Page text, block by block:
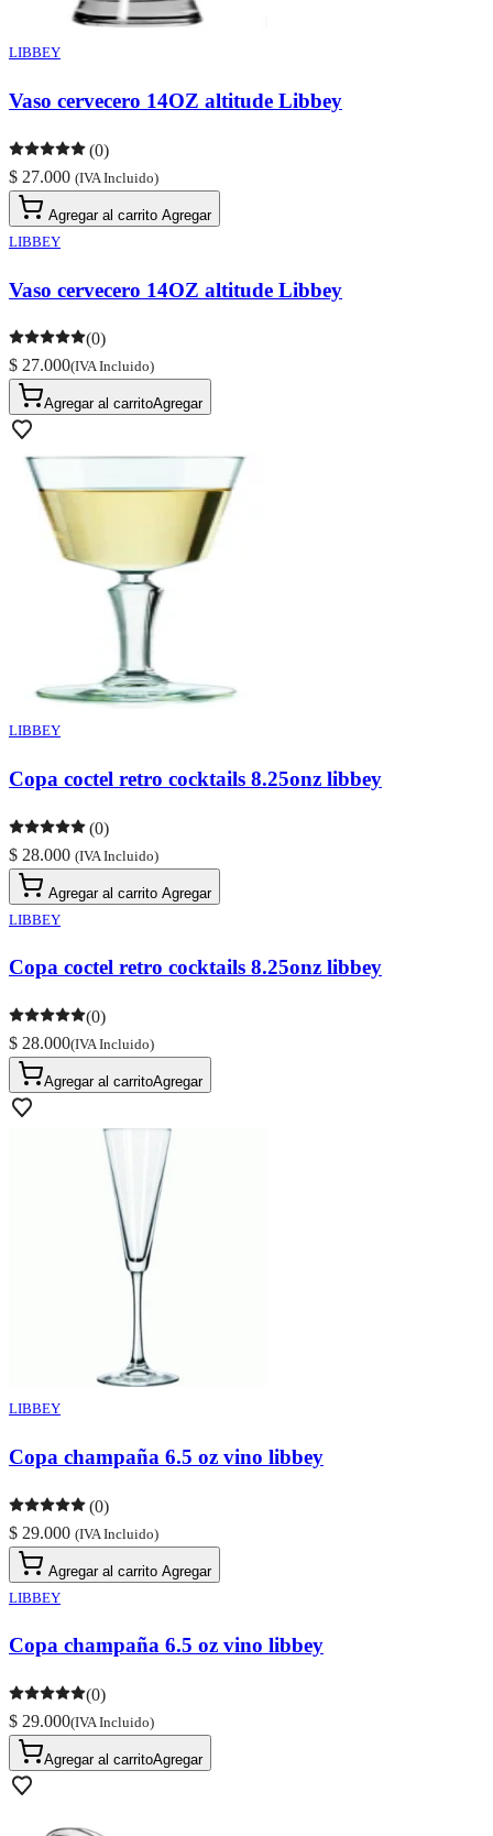
LIBBEY
Vaso cervecero 14OZ altitude Libbey
(0)
$ 27.000 (IVA Incluido)
Agregar al carrito Agregar
LIBBEY
Vaso cervecero 14OZ altitude Libbey
(0)
$ 27.000(IVA Incluido)
Agregar al carritoAgregar
LIBBEY
Copa coctel retro cocktails 8.25onz libbey
(0)
$ 28.000 (IVA Incluido)
Agregar al carrito Agregar
LIBBEY
Copa coctel retro cocktails 8.25onz libbey
(0)
$ 28.000(IVA Incluido)
Agregar al carritoAgregar
LIBBEY
Copa champaña 6.5 oz vino libbey
(0)
$ 29.000 (IVA Incluido)
Agregar al carrito Agregar
LIBBEY
Copa champaña 6.5 oz vino libbey
(0)
$ 29.000(IVA Incluido)
Agregar al carritoAgregar